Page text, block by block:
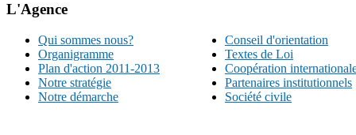
L'Agence
Qui sommes nous?
Organigramme
Plan d'action 2011-2013
Notre stratégie
Notre démarche
Conseil d'orientation
Textes de Loi
Coopération
Partenaires institutionnels
Société civile